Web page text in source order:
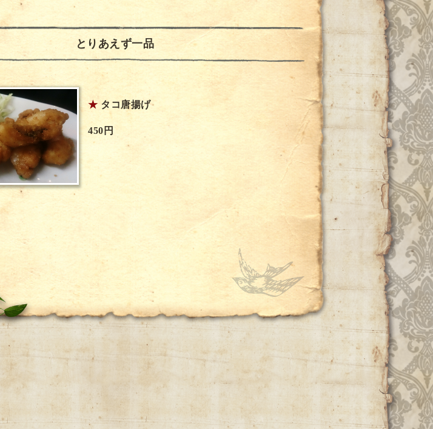
とりあえず一品
★ タコ唐揚げ
450円